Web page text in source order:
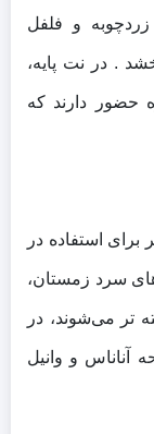
زردچوبه و فلفل
. در نت پایه،
حضور دارند که
استفاده در
سرد زمستان،
تر می‌شوند، در
آناناس و وانیل